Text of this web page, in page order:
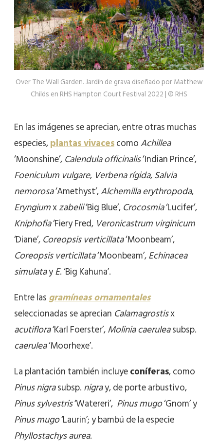
Over The Wall Garden. Jardín de grava diseñado por Matthew
Childs en RHS Hampton Court Festival 2022 | © RHS
En las imágenes se aprecian, entre otras muchas
especies,plantas vivacescomoAchillea
‘Moonshine’,Calendula officinalis‘Indian Prince’,
Foeniculum vulgare, Verbena rígida,Salvia
nemorosa‘Amethyst’,Alchemilla erythropoda,
Eryngiumxzabelii‘Big Blue’,Crocosmia‘Lucifer’,
Kniphofia‘Fiery Fred, Veronicastrum virginicum
‘Diane’,Coreopsis verticillata‘Moonbeam’,
Coreopsis verticillata‘Moonbeam’,Echinacea
simulatayE. ‘Big Kahuna’.
Entre lasgramíneas ornamentales
seleccionadas se aprecian Calamagrostisx
acutiflora‘Karl Foerster’,Molinia caeruleasubsp.
caerulea‘Moorhexe’.
La plantación también incluyeconíferas, como
Pinus nigrasubsp.nigray, de porte arbustivo,
Pinus sylvestris‘Watereri’, Pinus mugo‘Gnom’ y
Pinus mugo‘Laurin’; y bambú de la especie
Phyllostachys aurea.